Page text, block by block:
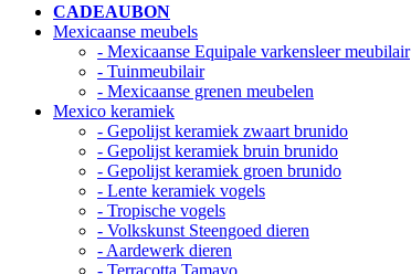
CADEAUBON
Mexicaanse meubels
- Mexicaanse Equipale varkensleer meubilair
- Tuinmeubilair
- Mexicaanse grenen meubelen
Mexico keramiek
- Gepolijst keramiek zwaart brunido
- Gepolijst keramiek bruin brunido
- Gepolijst keramiek groen brunido
- Lente keramiek vogels
- Tropische vogels
- Volkskunst Steengoed dieren
- Aardewerk dieren
- Terracotta Tamayo